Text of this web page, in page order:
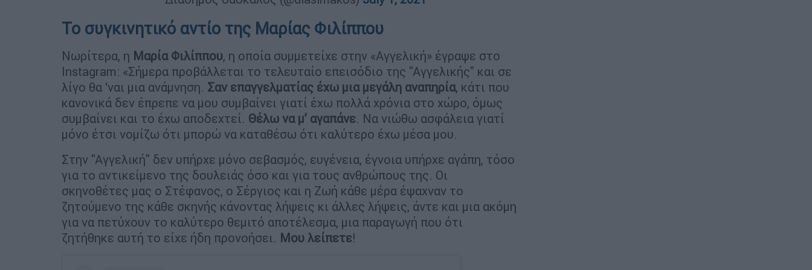
Το συγκινητικό αντίο της Μαρίας Φιλίππου
Νωρίτερα, η Μαρία Φιλίππου, η οποία συμμετείχε στην «Αγγελική» έγραψε στο
Instagram: «Σήμερα προβάλλεται το τελευταίο επεισόδιο της "Αγγελικής" και σε
λίγο θα ‘ναι μια ανάμνηση. Σαν επαγγελματίας έχω μια μεγάλη αναπηρία, κάτι που
κανονικά δεν έπρεπε να μου συμβαίνει γιατί έχω πολλά χρόνια στο χώρο, όμως
συμβαίνει και το έχω αποδεχτεί. Θέλω να μ’ αγαπάνε. Να νιώθω ασφάλεια γιατί
μόνο έτσι νομίζω ότι μπορώ να καταθέσω ότι καλύτερο έχω μέσα μου.
Στην "Αγγελική" δεν υπήρχε μόνο σεβασμός, ευγένεια, έγνοια υπήρχε αγάπη, τόσο
για το αντικείμενο της δουλειάς όσο και για τους ανθρώπους της. Οι
σκηνοθέτες μας ο Στέφανος, ο Σέργιος και η Ζωή κάθε μέρα έψαχναν το
ζητούμενο της κάθε σκηνής κάνοντας λήψεις κι άλλες λήψεις, άντε και μια ακόμη
για να πετύχουν το καλύτερο θεμιτό αποτέλεσμα, μια παραγωγή που ότι
ζητήθηκε αυτή το είχε ήδη προνοήσει. Μου λείπετε!